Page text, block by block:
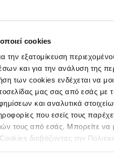
cookies
την εξατομίκευση
και για την ανάλυση της
των cookies ενδέχεται να
μας σας από εσάς
και αναλυτικά
που εσείς τους
τους από εσάς. Μπορείτε να
διαβάζοντας την
ΑΠΟΛΛΩΝ
ΛΥΜΠΙΩΝ2 3ΣΠΑΡΤΑΚΟΣ
F.C.
ΑΠΟΛΛΩΝ
ΛΥΜΠΙΩΝ
ΑΠΟΛΛΩΝ
ΧΑΛΚΑΝΟΡΑΣ